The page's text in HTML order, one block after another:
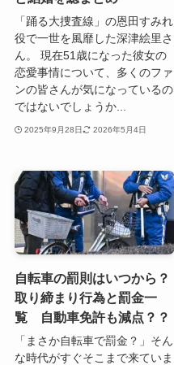
「踊る大捜査線」の恩田すみれ
役で一世を風靡した深津絵里さ
ん。 現在51歳になった彼女の
恋愛事情について、多くのファ
ンの皆さんが気になっているの
ではないでしょうか...
2025年9月28日 2026年5月4日
自転車の罰則はいつから？
取り締まり行為と罰金一
覧 自動車免許も減点？？
「まさか自転車で罰金？」そん
な時代がすぐそこまで来ていま